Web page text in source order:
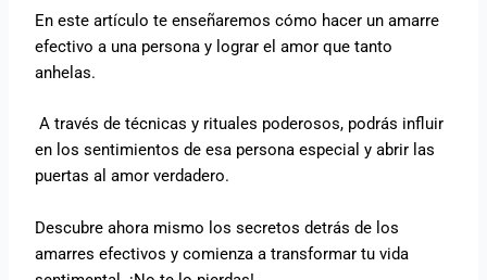
En este artículo te enseñaremos cómo hacer un amarre
efectivo a una persona y lograr el amor que tanto
anhelas.
A través de técnicas y rituales poderosos, podrás influir
en los sentimientos de esa persona especial y abrir las
puertas al amor verdadero.
Descubre ahora mismo los secretos detrás de los
amarres efectivos y comienza a transformar tu vida